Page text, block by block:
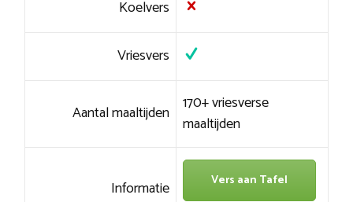
Koelvers
Vriesvers
Aantal maaltijden 170+ vriesverse
maaltijden
Informatie Vers aan Tafel